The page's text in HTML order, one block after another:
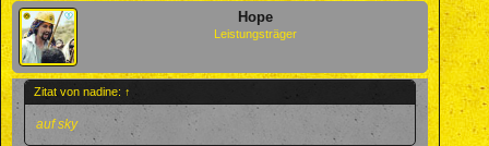
Hope
Leistungsträger
Zitat von nadine: ↑
auf sky